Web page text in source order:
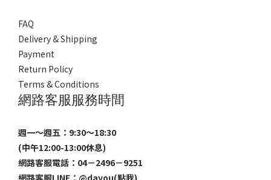
FAQ
Delivery & Shipping
Payment
Return Policy
Terms & Conditions
網路客服服務時間
週一～週五：9:30～18:30
(中午12:00-13:00休息)
網路客服電話：04－2496－9251
網路客服LINE： @dayou(點我)